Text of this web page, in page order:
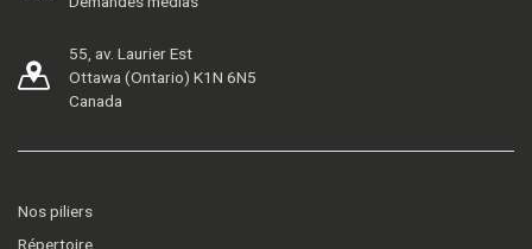
55, av. Laurier Est
Ottawa (Ontario) K1N 6N5
Canada
Nos piliers
Répertoire